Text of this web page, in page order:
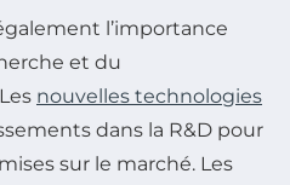
l’importance
et du
nouvelles technologies
dans la R&D pour
sur le marché. Les